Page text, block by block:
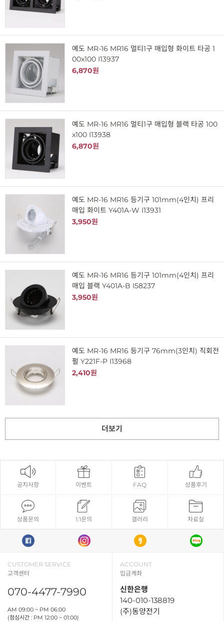
예도 MR-16 MR16 멀티1구 매입형 화이트 타공 1
00x100 I13937
6,870원
예도 MR-16 MR16 멀티1구 매입형 블랙 타공 100
x100 I13938
6,870원
예도 MR-16 MR16 등기구 101mm(4인치) 프리
매입 화이트 Y401A-W I13931
3,950원
예도 MR-16 MR16 등기구 101mm(4인치) 프리
매입 블랙 Y401A-B I58237
3,950원
예도 MR-16 MR16 등기구 76mm(3인치) 직회전
펄 Y221F-P I13968
2,410원
더보기
공지사항 이벤트 FAQ 상품후기
상품문의 1:1문의 갤러리 자료실
CUSTOMER SERVICE
고객센터
070-4477-7990
AM 09:00 ~ PM 06:00
(점심시간 : PM 12:00 ~ 01:00)
ACCOUNT
입금계좌
신한은행
140-010-138819
(주)동양전기